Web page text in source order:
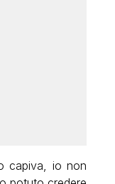
capiva, io non